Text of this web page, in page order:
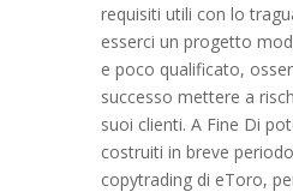
requisiti utili con lo
esserci un progetto
e poco qualificato,
successo mettere a
suoi clienti. A Fine Di
costruiti in breve
copytrading di eToro,